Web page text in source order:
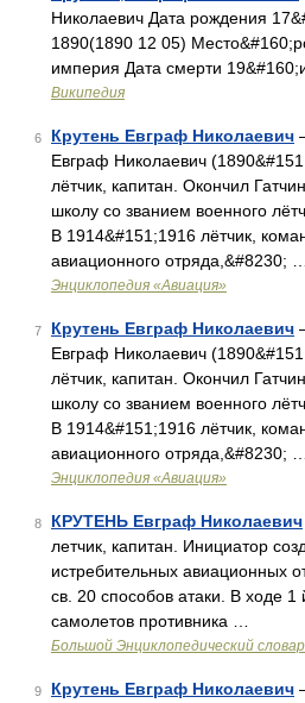
Николаевич Дата рождения
1890(1890 12 05)
империя Дата смерти
Википедия
6 Крутень Евграф Николаевич
Евграф Николаевич
лётчик, капитан. Окончил
школу со званием военного
В 1914&#151;1916 лётчик,
авиационного отряда,&#8230; …
Энциклопедия «Авиация»
7 Крутень Евграф Николаевич
Евграф Николаевич
лётчик, капитан. Окончил
школу со званием военного
В 1914&#151;1916 лётчик,
авиационного отряда,&#8230; …
Энциклопедия «Авиация»
8 КРУТЕНЬ Евграф Николаевич
летчик, капитан. Инициатор
истребительных авиационных
св. 20 способов атаки. В ходе
самолетов противника …
Большой Энциклопедический
9 Крутень Евграф Николаевич